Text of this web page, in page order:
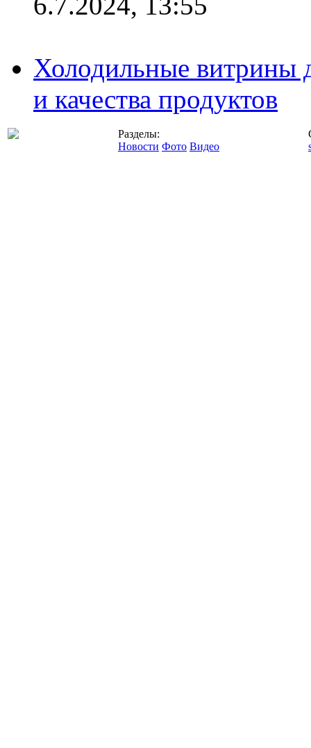
Холодильные витрины
и качества продуктов
Разделы:
Новости Фото Видео